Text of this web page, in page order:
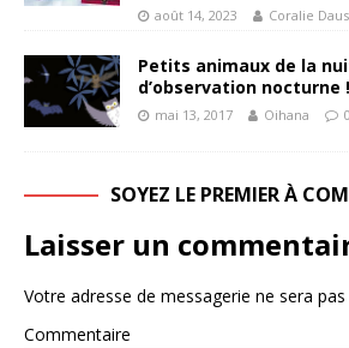
août 14, 2023 Coralie
Petits animaux de la
d’observation nocturne !
mai 13, 2017 Oihana 0
SOYEZ LE PREMIER À
Laisser un
Votre adresse de messagerie ne sera pas
Commentaire